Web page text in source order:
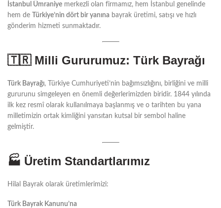
İstanbul Ümraniye merkezli olan firmamız, hem İstanbul genelinde
hem de Türkiye’nin dört bir yanına bayrak üretimi, satışı ve hızlı
gönderim hizmeti sunmaktadır.
🇹🇷 Milli Gururumuz: Türk Bayrağı
Türk Bayrağı, Türkiye Cumhuriyeti’nin bağımsızlığını, birliğini ve milli
gururunu simgeleyen en önemli değerlerimizden biridir. 1844 yılında
ilk kez resmî olarak kullanılmaya başlanmış ve o tarihten bu yana
milletimizin ortak kimliğini yansıtan kutsal bir sembol haline
gelmiştir.
🏭 Üretim Standartlarımız
Hilal Bayrak olarak üretimlerimizi:
Türk Bayrak Kanunu’na